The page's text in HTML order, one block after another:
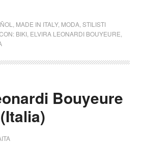
MADE IN ITALY, MODA, STILISTI
BIKI, ELVIRA LEONARDI BOUYEURE
Bouyeure